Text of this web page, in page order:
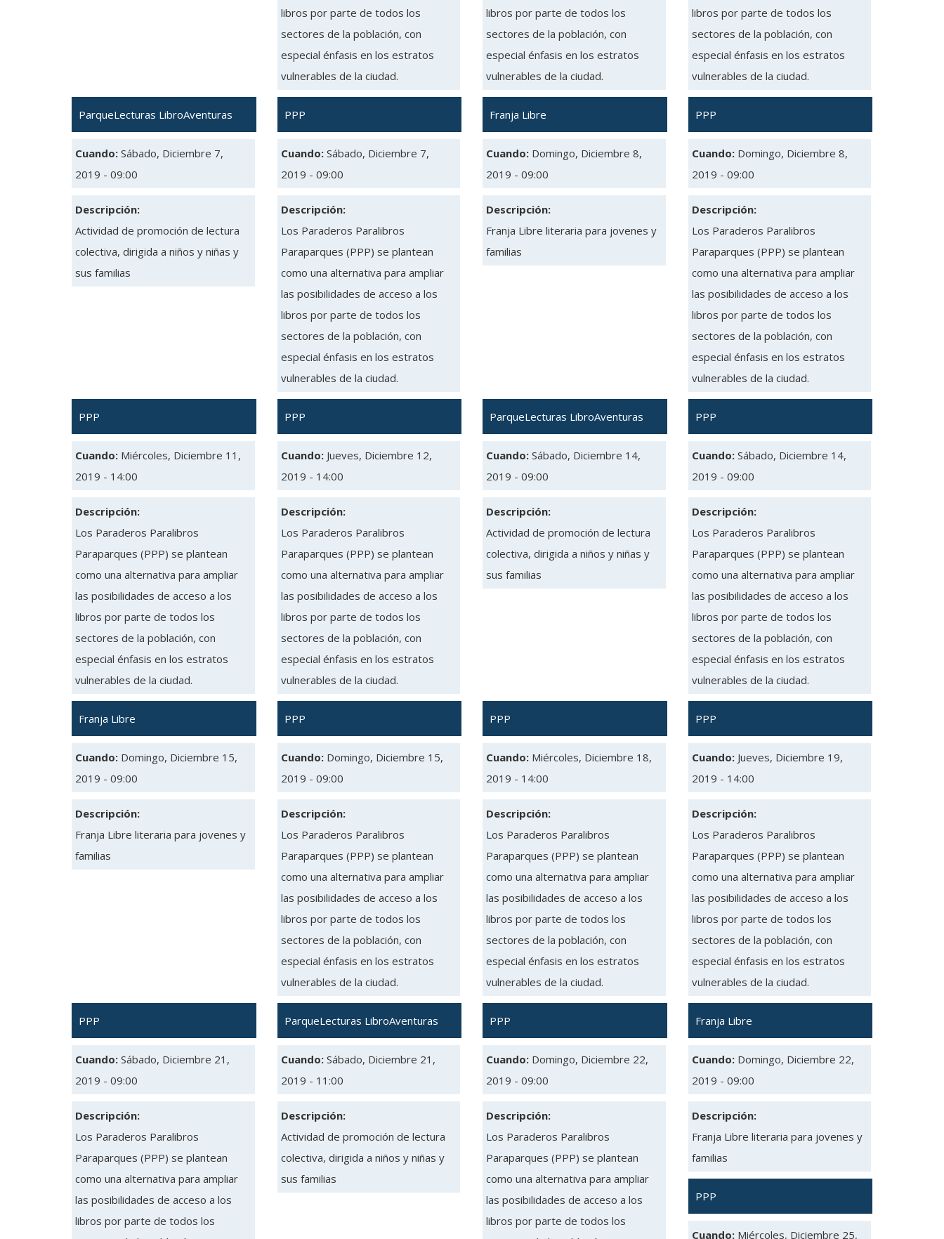
libros por parte de todos los
sectores de la población, con
especial énfasis en los estratos
vulnerables de la ciudad.
libros por parte de todos los
sectores de la población, con
especial énfasis en los estratos
vulnerables de la ciudad.
libros por parte de todos los
sectores de la población, con
especial énfasis en los estratos
vulnerables de la ciudad.
ParqueLecturas LibroAventuras
Cuando: Sábado, Diciembre 7,
2019 - 09:00
Descripción:
Actividad de promoción de lectura
colectiva, dirigida a niños y niñas y
sus familias
PPP
Cuando: Sábado, Diciembre 7,
2019 - 09:00
Descripción:
Los Paraderos Paralibros
Paraparques (PPP) se plantean
como una alternativa para ampliar
las posibilidades de acceso a los
libros por parte de todos los
sectores de la población, con
especial énfasis en los estratos
vulnerables de la ciudad.
Franja Libre
Cuando: Domingo, Diciembre 8,
2019 - 09:00
Descripción:
Franja Libre literaria para jovenes y
familias
PPP
Cuando: Domingo, Diciembre 8,
2019 - 09:00
Descripción:
Los Paraderos Paralibros
Paraparques (PPP) se plantean
como una alternativa para ampliar
las posibilidades de acceso a los
libros por parte de todos los
sectores de la población, con
especial énfasis en los estratos
vulnerables de la ciudad.
PPP
Cuando: Miércoles, Diciembre 11,
2019 - 14:00
Descripción:
Los Paraderos Paralibros
Paraparques (PPP) se plantean
como una alternativa para ampliar
las posibilidades de acceso a los
libros por parte de todos los
sectores de la población, con
especial énfasis en los estratos
vulnerables de la ciudad.
PPP
Cuando: Jueves, Diciembre 12,
2019 - 14:00
Descripción:
Los Paraderos Paralibros
Paraparques (PPP) se plantean
como una alternativa para ampliar
las posibilidades de acceso a los
libros por parte de todos los
sectores de la población, con
especial énfasis en los estratos
vulnerables de la ciudad.
ParqueLecturas LibroAventuras
Cuando: Sábado, Diciembre 14,
2019 - 09:00
Descripción:
Actividad de promoción de lectura
colectiva, dirigida a niños y niñas y
sus familias
PPP
Cuando: Sábado, Diciembre 14,
2019 - 09:00
Descripción:
Los Paraderos Paralibros
Paraparques (PPP) se plantean
como una alternativa para ampliar
las posibilidades de acceso a los
libros por parte de todos los
sectores de la población, con
especial énfasis en los estratos
vulnerables de la ciudad.
Franja Libre
Cuando: Domingo, Diciembre 15,
2019 - 09:00
Descripción:
Franja Libre literaria para jovenes y
familias
PPP
Cuando: Domingo, Diciembre 15,
2019 - 09:00
Descripción:
Los Paraderos Paralibros
Paraparques (PPP) se plantean
como una alternativa para ampliar
las posibilidades de acceso a los
libros por parte de todos los
sectores de la población, con
especial énfasis en los estratos
vulnerables de la ciudad.
PPP
Cuando: Miércoles, Diciembre 18,
2019 - 14:00
Descripción:
Los Paraderos Paralibros
Paraparques (PPP) se plantean
como una alternativa para ampliar
las posibilidades de acceso a los
libros por parte de todos los
sectores de la población, con
especial énfasis en los estratos
vulnerables de la ciudad.
PPP
Cuando: Jueves, Diciembre 19,
2019 - 14:00
Descripción:
Los Paraderos Paralibros
Paraparques (PPP) se plantean
como una alternativa para ampliar
las posibilidades de acceso a los
libros por parte de todos los
sectores de la población, con
especial énfasis en los estratos
vulnerables de la ciudad.
PPP
Cuando: Sábado, Diciembre 21,
2019 - 09:00
Descripción:
Los Paraderos Paralibros
Paraparques (PPP) se plantean
como una alternativa para ampliar
las posibilidades de acceso a los
libros por parte de todos los
ParqueLecturas LibroAventuras
Cuando: Sábado, Diciembre 21,
2019 - 11:00
Descripción:
Actividad de promoción de lectura
colectiva, dirigida a niños y niñas y
sus familias
PPP
Cuando: Domingo, Diciembre 22,
2019 - 09:00
Descripción:
Los Paraderos Paralibros
Paraparques (PPP) se plantean
como una alternativa para ampliar
las posibilidades de acceso a los
libros por parte de todos los
Franja Libre
Cuando: Domingo, Diciembre 22,
2019 - 09:00
Descripción:
Franja Libre literaria para jovenes y
familias
PPP
Cuando: Miércoles, Diciembre 25,